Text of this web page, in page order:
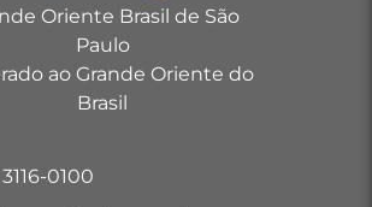
Oriente Brasil de São
Paulo
ao Grande Oriente do
Brasil
3116-0100